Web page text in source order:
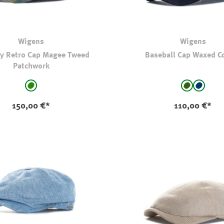
Wigens
Retro Cap Magee Tweed
Patchwork
auswählengrün - kariert
150,00 €*
Wigens
Baseball Cap Waxed
auswählen
dkl oliv-kaki
marine
(Diese
110,00 €*